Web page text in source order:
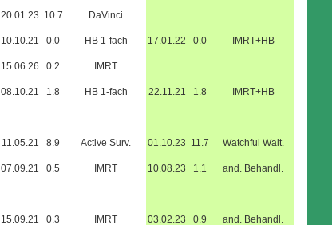
20.01.23 10.7 DaVinci
10.10.21 0.0 HB 1-fach 17.01.22 0.0 IMRT+HB
15.06.26 0.2 IMRT
08.10.21 1.8 HB 1-fach 22.11.21 1.8 IMRT+HB
11.05.21 8.9 Active Surv. 01.10.23 11.7 Watchful Wait.
07.09.21 0.5 IMRT 10.08.23 1.1 and. Behandl.
15.09.21 0.3 IMRT 03.02.23 0.9 and. Behandl.